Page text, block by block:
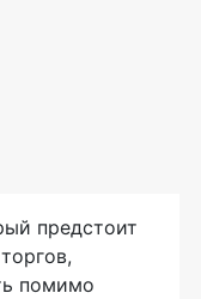
предстоит
помимо